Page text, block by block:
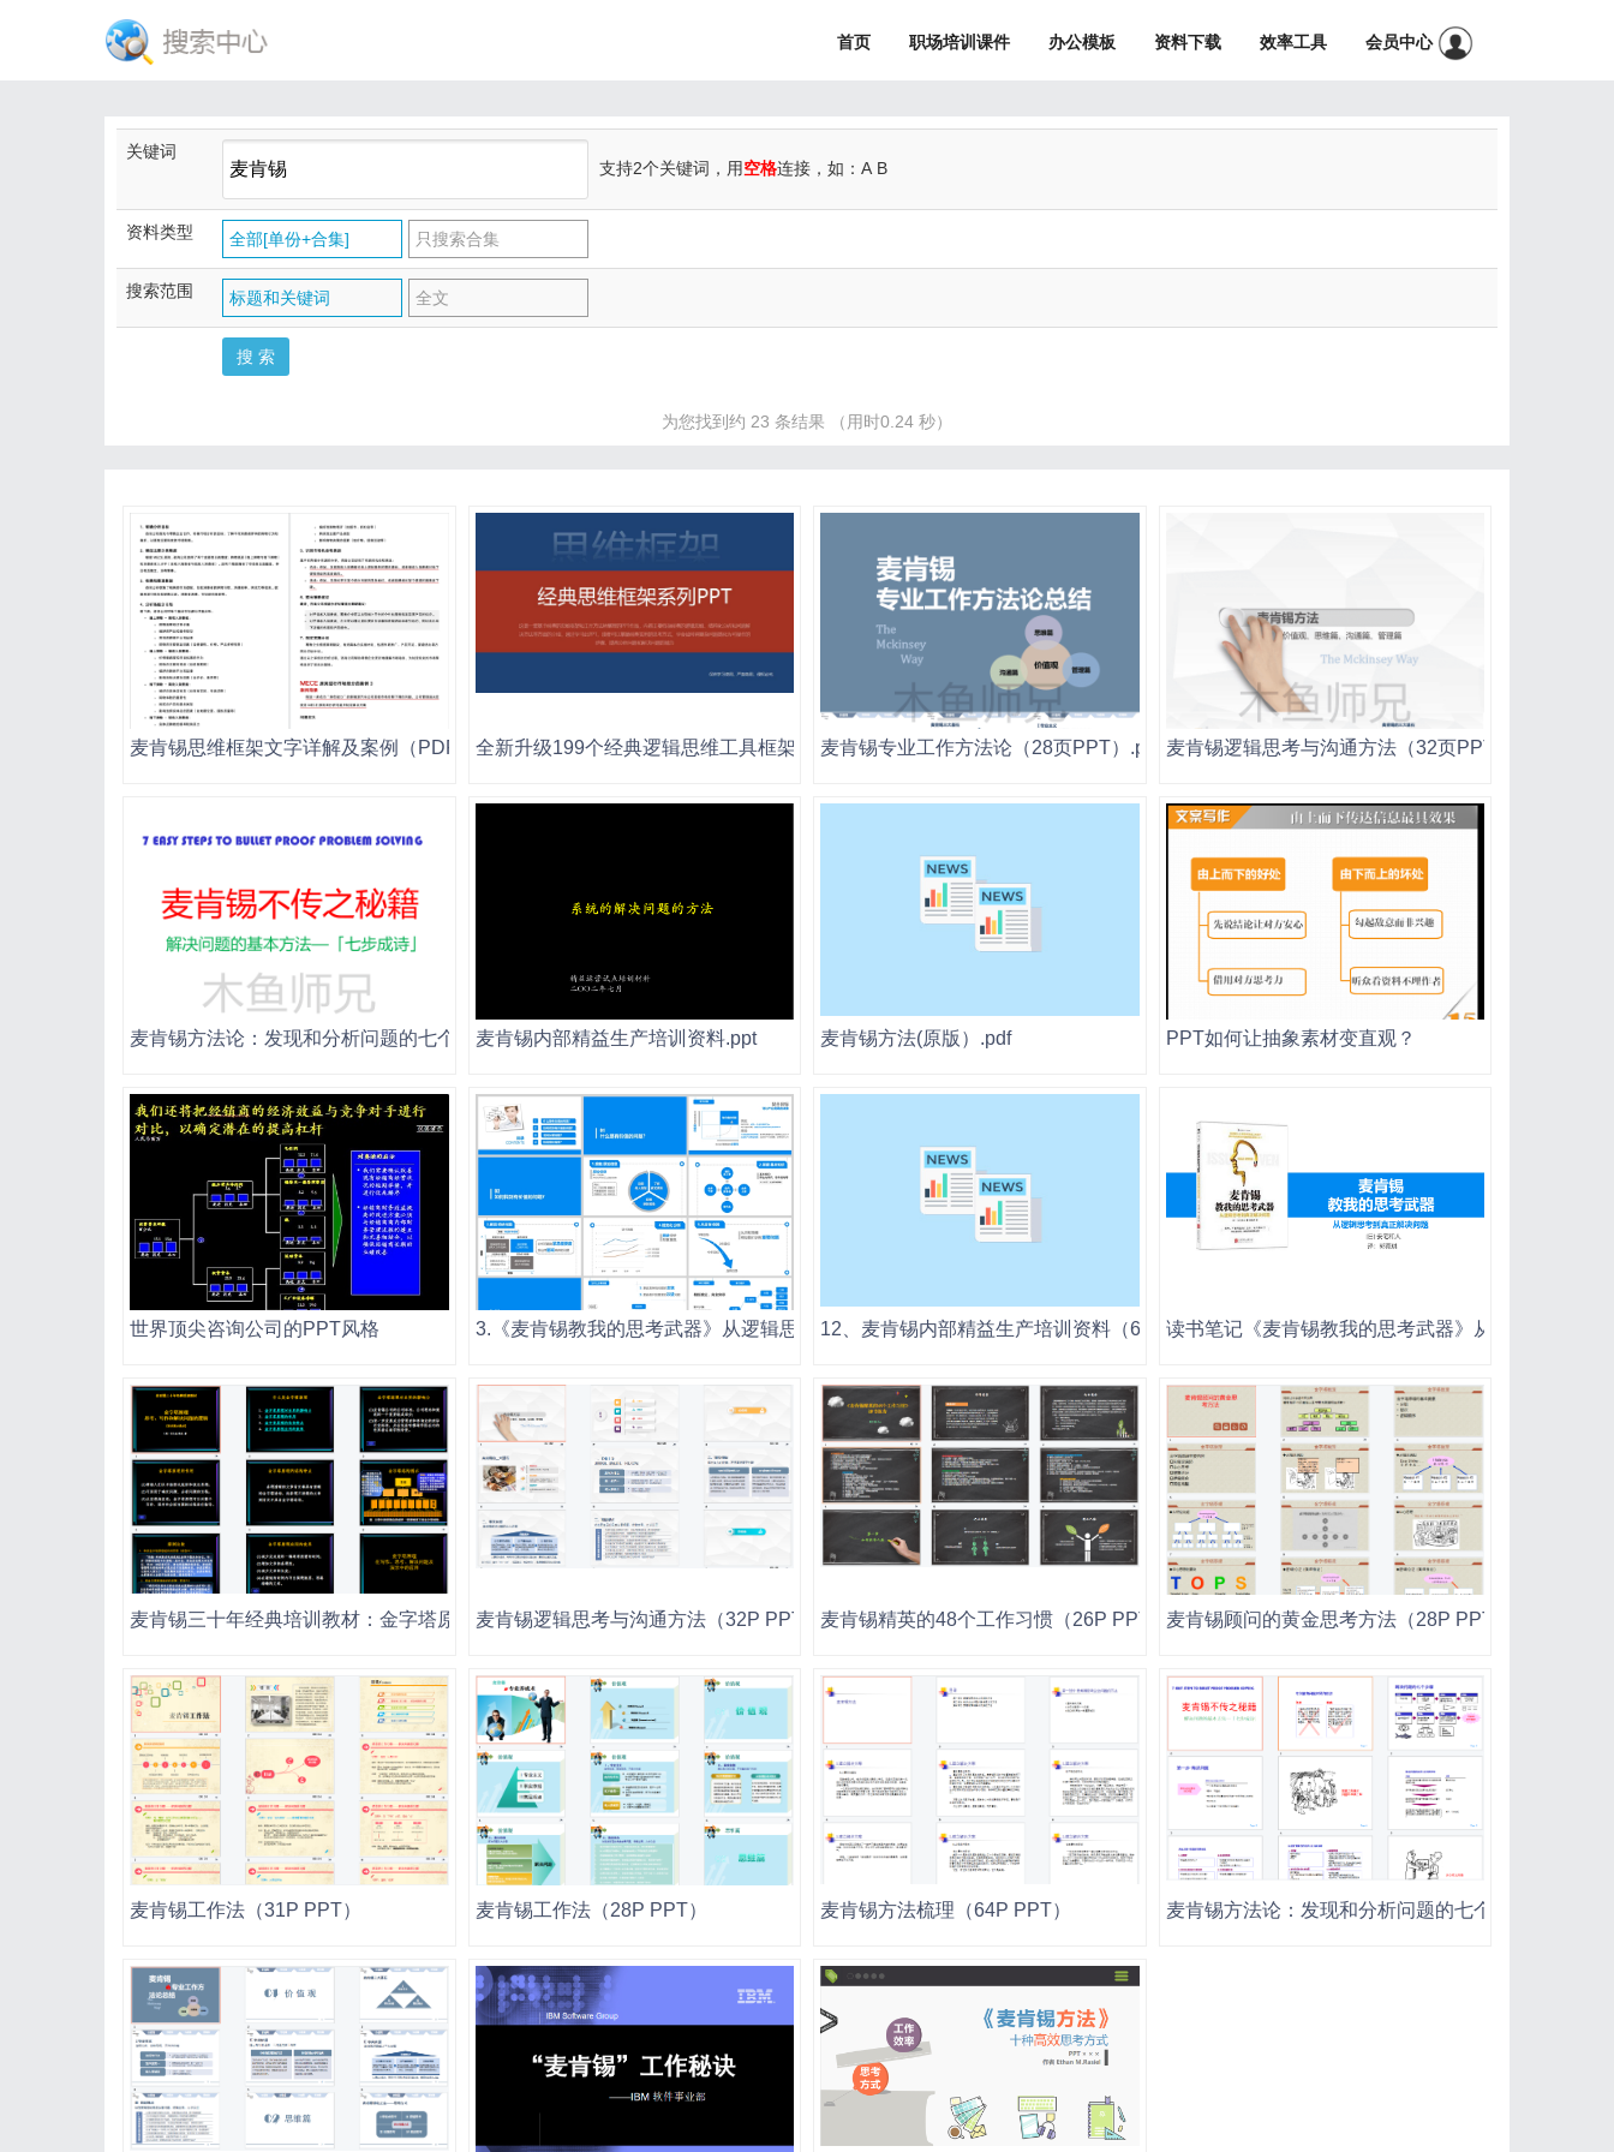
首页 职场培训课件 办公模板 资料下载 效率工具 会员中心
关键词
支持2个关键词，用空格连接，如：A B
资料类型 全部[单份+合集] 只搜索合集
搜索范围 标题和关键词 全文
为您找到约 23 条结果 （用时0.24 秒）
麦肯锡思维框架文字详解及案例（PDF）.pdf全新升级199个经典逻辑思维工具框架模型300页PPT课件.pptx
麦肯锡专业工作方法论（28页PPT）.pptx麦肯锡逻辑思考与沟通方法（32页PPT）.pptx
麦肯锡方法论：发现和分析问题的七个步骤（39页PPT）.ppt
麦肯锡内部精益生产培训资料.ppt 麦肯锡方法(原版）.pdf PPT如何让抽象素材变直观？
世界顶尖咨询公司的PPT风格 3.《麦肯锡教我的思考武器》从逻辑思考到真正解决问题.pptx12、麦肯锡内部精益生产培训资料（68P PPT）.ppt读书笔记《麦肯锡教我的思考武器》从逻辑思考到真
麦肯锡三十年经典培训教材：金字塔原理思考、写作和解决麦肯锡逻辑思考与沟通方法（32P PPT）麦肯锡精英的48个工作习惯（26P PPT）麦肯锡顾问的黄金思考方法（28P PPT）
麦肯锡工作法（31P PPT） 麦肯锡工作法（28P PPT） 麦肯锡方法梳理（64P PPT） 麦肯锡方法论：发现和分析问题的七个步骤（39P